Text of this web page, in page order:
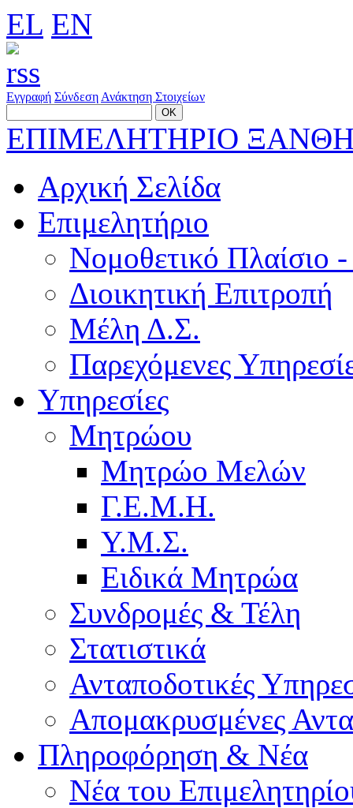
EL EN
Εγγραφή Σύνδεση Ανάκτηση Στοιχείων
ΕΠΙΜΕΛΗΤΗΡΙΟ
Αρχική Σελίδα
Επιμελητήριο
Νομοθετικό Πλαίσιο
Διοικητική Επιτροπή
Μέλη Δ.Σ.
Παρεχόμενες
Υπηρεσίες
Μητρώου
Μητρώο Μελών
Γ.Ε.Μ.Η.
Υ.Μ.Σ.
Ειδικά Μητρώα
Συνδρομές & Τέλη
Στατιστικά
Ανταποδοτικές
Απομακρυσμένες
Πληροφόρηση & Νέα
Νέα του